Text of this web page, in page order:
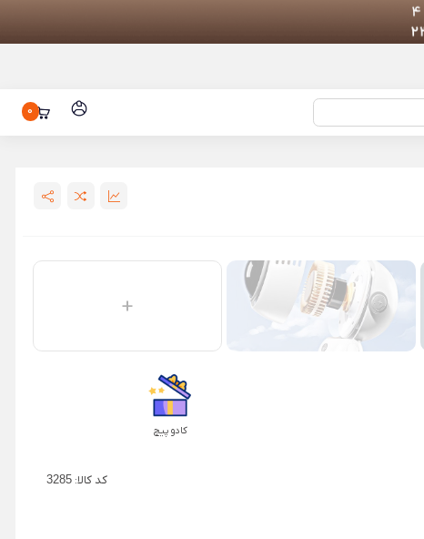
باتری شیائومی مدل BM53 مناسب برای
مدل
پاوربانک 10000 میلی آمپر 22.5 وات
0
کادو پیچ
کد کالا:3285